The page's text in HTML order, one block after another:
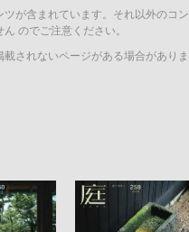
が含まれています。それ以外のコン
のでご注意ください。
されないページがある場合がありま